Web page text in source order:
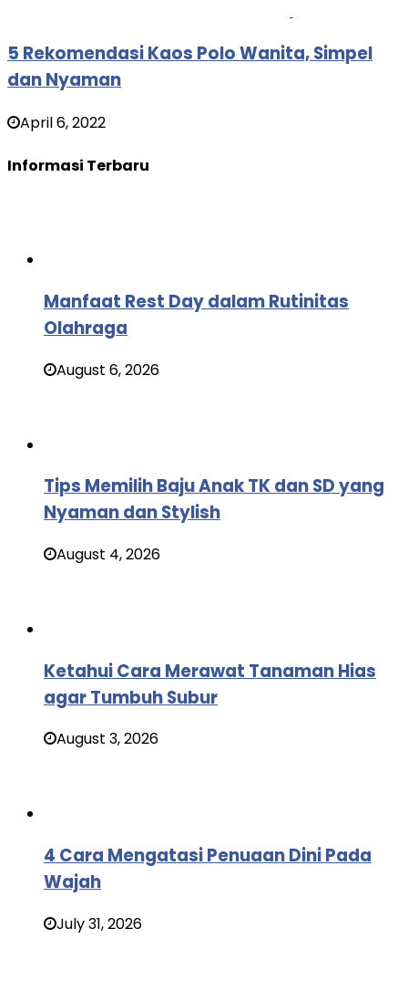
5 Rekomendasi Kaos Polo Wanita, Simpel
dan Nyaman
April 6, 2022
Informasi Terbaru
Manfaat Rest Day dalam Rutinitas
Olahraga
August 6, 2026
Tips Memilih Baju Anak TK dan SD yang
Nyaman dan Stylish
August 4, 2026
Ketahui Cara Merawat Tanaman Hias
agar Tumbuh Subur
August 3, 2026
4 Cara Mengatasi Penuaan Dini Pada
Wajah
July 31, 2026